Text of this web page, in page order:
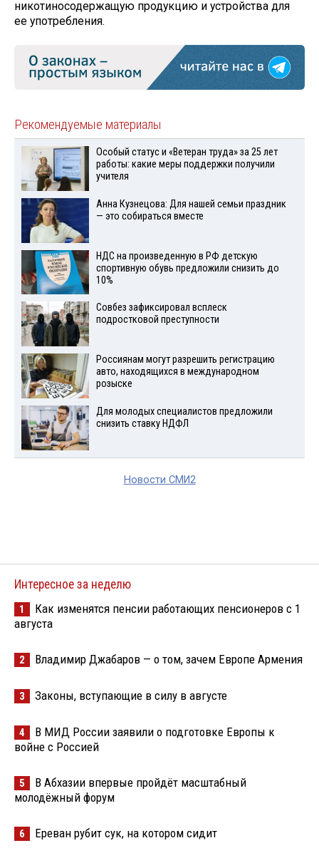
никотиносодержащую продукцию и устройства для
ее употребления.
Рекомендуемые материалы
Особый статус и «Ветеран труда» за 25 лет
работы: какие меры поддержки получили
учителя
Анна Кузнецова: Для нашей семьи праздник
— это собираться вместе
НДС на произведенную в РФ детскую
спортивную обувь предложили снизить до
10%
Совбез зафиксировал всплеск
подростковой преступности
Россиянам могут разрешить регистрацию
авто, находящихся в международном
розыске
Для молодых специалистов предложили
снизить ставку НДФЛ
Новости СМИ2
Интересное за неделю
1
Как изменятся пенсии работающих пенсионеров с 1
августа
2 Владимир Джабаров — о том, зачем Европе Армения
3 Законы, вступающие в силу в августе
4
В МИД России заявили о подготовке Европы к
войне с Россией
5
В Абхазии впервые пройдёт масштабный
молодёжный форум
6 Ереван рубит сук, на котором сидит